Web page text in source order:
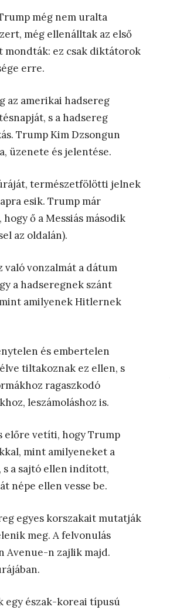
még nem uralta
még ellenálltak az első
mondták: ez csak diktátorok
erre.
az amerikai hadsereg
s a hadsereg
Trump Kim Dzsongun
üzenete és jelentése.
természetfölötti jelnek
esik. Trump már
ő a Messiás második
az oldalán).
vonzalmát a dátum
a hadseregnek szánt
amilyenek Hitlernek
és embertelen
tiltakoznak ez ellen, s
ragaszkodó
leszámoláshoz is.
előre vetíti, hogy Trump
mint amilyeneket a
s a sajtó ellen indított,
népe ellen vesse be.
egyes korszakait mutatják
meg. A felvonulás
Avenue-n zajlik majd.
egy észak-koreai típusú